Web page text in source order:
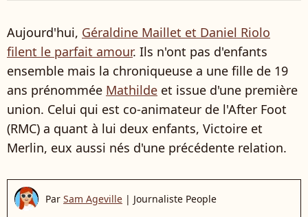
Aujourd'hui, Géraldine Maillet et Daniel Riolo
filent le parfait amour. Ils n'ont pas d'enfants
ensemble mais la chroniqueuse a une fille de 19
ans prénommée Mathilde et issue d'une première
union. Celui qui est co-animateur de l'After Foot
(RMC) a quant à lui deux enfants, Victoire et
Merlin, eux aussi nés d'une précédente relation.
Par Sam Ageville | Journaliste People